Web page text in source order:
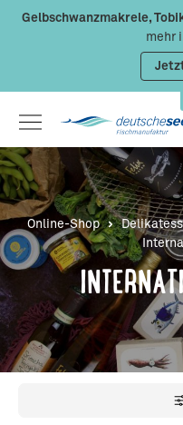
Zum Hauptinhalt springen
Gelbschwanzmakrele,
mehr
Online-Shop